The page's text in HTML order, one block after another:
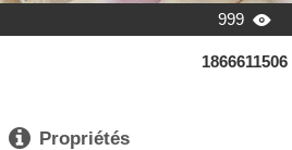
999 
1866611506
 Propriétés